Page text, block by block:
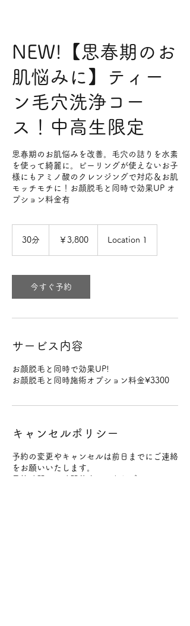
NEW!【思春期のお
肌悩みに】ティー
ン毛穴洗浄コー
ス！中高生限定
思春期のお肌悩みを改善。毛穴の詰りを水素
を使って綺麗に。ピーリングが使えないお子
様にもアミノ酸のクレンジングで対応＆お肌
モッチモチに！お顔脱毛と同時で効果UP オ
プション料金有
30分 ￥3,800 Location 1
今すぐ予約
サービス内容
お顔脱毛と同時で効果UP!
お顔脱毛と同時施術オプション料金¥3300
キャンセルポリシー
予約の変更やキャンセルは前日までにご連絡
をお願いいたします。